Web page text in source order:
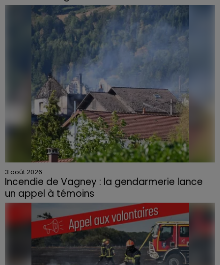
3 août 2026
Incendie de Vagney : la gendarmerie lance
un appel à témoins
Le feu, parti d'une haie avant de se propager au
quartier résidentiel, avait détruit deux habitations et
contraint à l'évacuation d'une centaine de personnes.